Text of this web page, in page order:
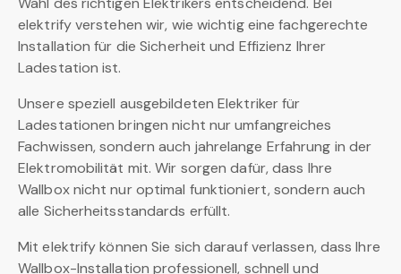
elektrify verstehen wir, wie wichtig eine fachgerechte
Installation für die Sicherheit und Effizienz Ihrer
Ladestation ist.
Unsere speziell ausgebildeten Elektriker für
Ladestationen bringen nicht nur umfangreiches
Fachwissen, sondern auch jahrelange Erfahrung in der
Elektromobilität mit. Wir sorgen dafür, dass Ihre
Wallbox nicht nur optimal funktioniert, sondern auch
alle Sicherheitsstandards erfüllt.
Mit elektrify können Sie sich darauf verlassen, dass Ihre
Wallbox-Installation professionell, schnell und